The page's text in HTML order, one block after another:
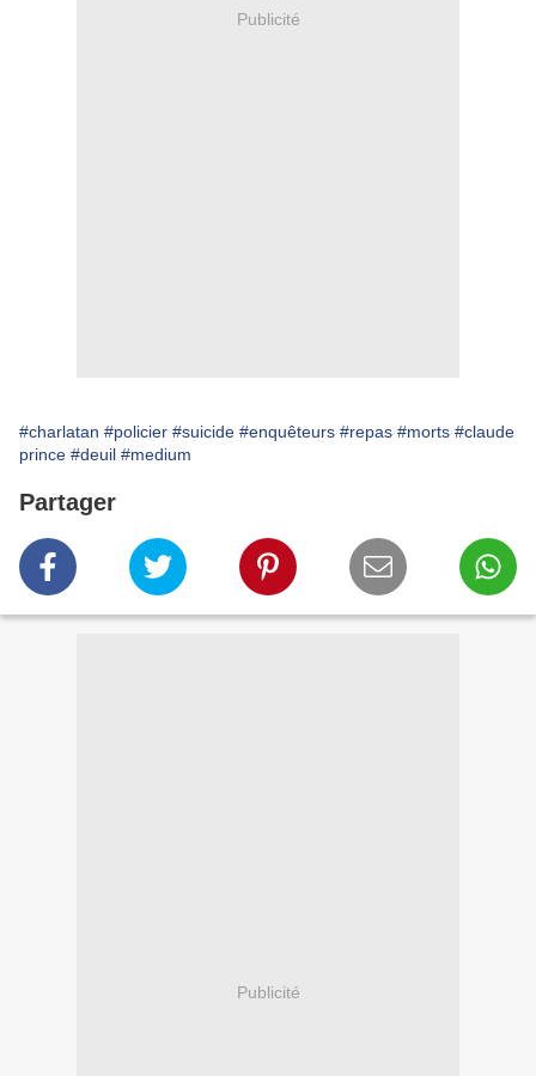
Publicité
#charlatan #policier #suicide #enquêteurs #repas #morts #claude
prince #deuil #medium
Partager
Publicité